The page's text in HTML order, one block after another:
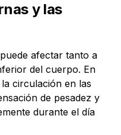
y las
afectar tanto a
del cuerpo. En
circulación en las
de pesadez y
durante el día